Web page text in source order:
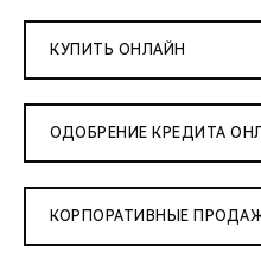
КУПИТЬ ОНЛАЙН
ОДОБРЕНИЕ КРЕДИТА
КОРПОРАТИВНЫЕ